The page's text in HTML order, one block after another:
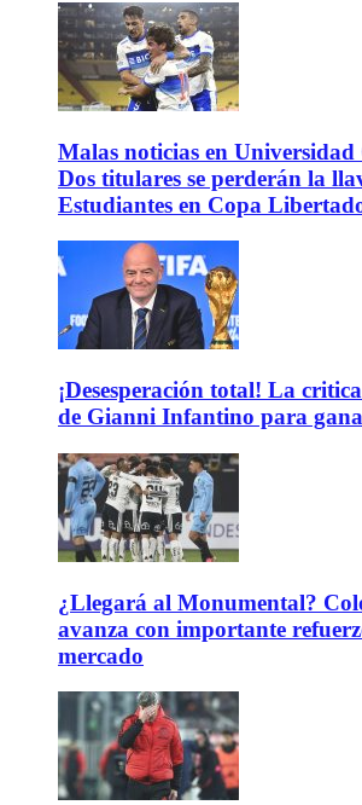
Malas noticias en Universidad
Dos titulares se perderán la
Estudiantes en Copa
¡Desesperación total! La
de Gianni Infantino para
¿Llegará al Monumental?
avanza con importante
mercado